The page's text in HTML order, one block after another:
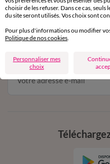
11€
en vous
conditions dans
choisir de les refuser. Dans ce cas,
du site seront utilisés. Vos choix sont
Pour plus d'informations ou modifier
Politique de nos cookies
Personnaliser mes
choix